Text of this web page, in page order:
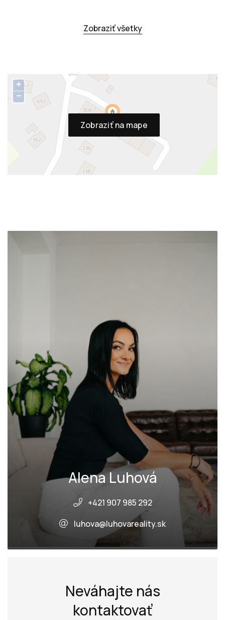
Zobraziť všetky
Zobraziť na mape
+
−
Alena Luhová
+421 907 985 292
luhova@luhovareality.sk
Neváhajte nás
kontaktovať